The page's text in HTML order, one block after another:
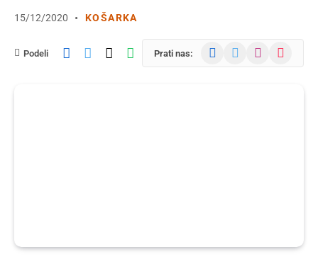
15/12/2020 KOŠARKA
Podeli Prati nas: Facebook Instagram
TikTok